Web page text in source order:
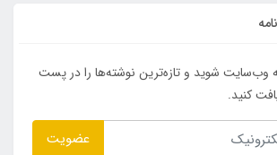
وب‌سایت شوید و تازه‌ترین نوشته‌ها را در پست
کنید.
عضویت